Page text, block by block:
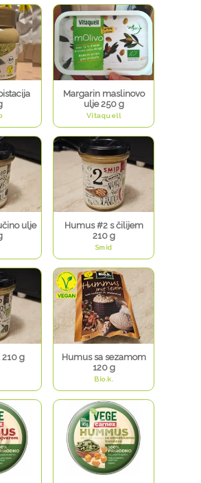
Margarin maslinovo
ulje 250 g
Vitaquell
ulje
Humus #2 s čilijem
210 g
Smid
210 g
Humus sa sezamom
120 g
Bio.k.